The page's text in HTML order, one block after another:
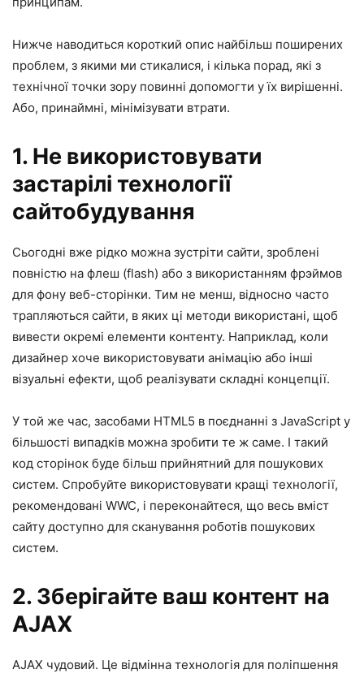
Нижче наводиться короткий опис найбільш поширених
проблем, з якими ми стикалися, і кілька порад, які з
технічної точки зору повинні допомогти у їх вирішенні.
Або, принаймні, мінімізувати втрати.
1. Не використовувати
застарілі технології
сайтобудування
Сьогодні вже рідко можна зустріти сайти, зроблені
повністю на флеш (flash) або з використанням фрэймов
для фону веб-сторінки. Тим не менш, відносно часто
трапляються сайти, в яких ці методи використані, щоб
вивести окремі елементи контенту. Наприклад, коли
дизайнер хоче використовувати анімацію або інші
візуальні ефекти, щоб реалізувати складні концепції.
У той же час, засобами HTML5 в поєднанні з JavaScript у
більшості випадків можна зробити те ж саме. І такий
код сторінок буде більш прийнятний для пошукових
систем. Спробуйте використовувати кращі технології,
рекомендовані WWC, і переконайтеся, що весь вміст
сайту доступно для сканування роботів пошукових
систем.
2. Зберігайте ваш контент на
AJAX
AJAX чудовий. Це відмінна технологія для поліпшення